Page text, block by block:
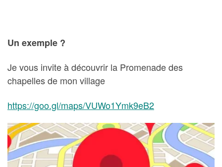
Un exemple ?
Je vous invite à découvrir la Promenade des
chapelles de mon village
https://goo.gl/maps/VUWo1Ymk9eB2